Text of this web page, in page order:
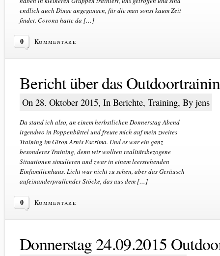
endlich auch Dinge angegangen, für die man sonst kaum Zeit
findet. Corona hatte da […]
0 Kommentare
Bericht über das
On 28. Oktober 2015, In Berichte, Training, By jens
Da stand ich also, an einem herbstlichen Donnerstag Abend
irgendwo in Poppenbüttel und freute mich auf mein zweites
Training im Giron Arnis Escrima. Und es war ein ganz
besonderes Training, denn wir wollten realitätsbezogene
Situationen simulieren und zwar in einem leerstehenden
Einfamilienhaus. Licht war nicht zu sehen, aber das Geräusch
aufeinanderprallender Stöcke, das aus dem […]
0 Kommentare
Donnerstag 24.09.2015